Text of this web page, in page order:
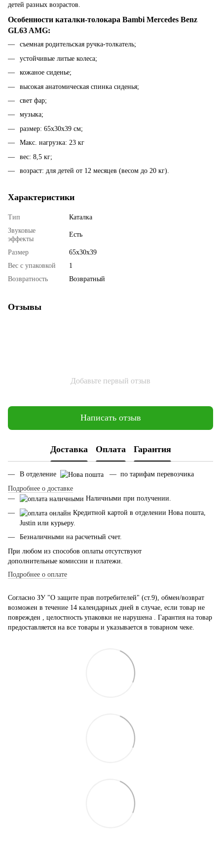
детей разных возрастов.
Особенности каталки-толокара Bambi Mercedes Benz
GL63 AMG:
съемная родительская ручка-толкатель;
устойчивые литые колеса;
кожаное сиденье;
высокая анатомическая спинка сиденья;
свет фар;
музыка;
размер: 65x30x39 см;
Макс. нагрузка: 23 кг
вес: 8,5 кг;
возраст: для детей от 12 месяцев (весом до 20 кг).
Характеристики
Тип
Каталка
Звуковые
эффекты
Есть
Размер
65x30x39
Вес с упаковкой
1
Возвратность
Возвратный
Отзывы
Добавьте первый отзыв
Написать отзыв
Доставка Оплата Гарантия
В отделение
— по тарифам перевозчика
Подробнее о доставке
Наличными при получении.
Кредитной картой в отделении Нова пошта,
Justin или курьеру.
Безналичными на расчетный счет.
При любом из способов оплаты отсутствуют
дополнительные комиссии и платежи.
Подробнее о оплате
Согласно ЗУ "О защите прав потребителей" (ст.9), обмен/возврат
возможен в течение 14 календарных дней в случае, если товар не
поврежден , целостность упаковки не нарушена . Гарантия на товар
предоставляется на все товары и указывается в товарном чеке.